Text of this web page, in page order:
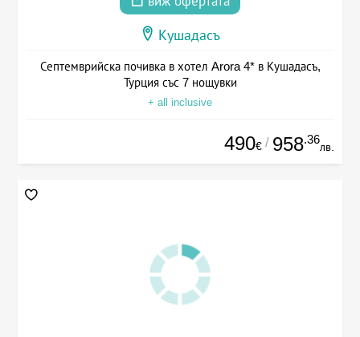
Кушадасъ
Септемврийска почивка в хотел Arora 4* в Кушадасъ,
Турция със 7 нощувки
+ all inclusive
490€ / 958.36
лв.